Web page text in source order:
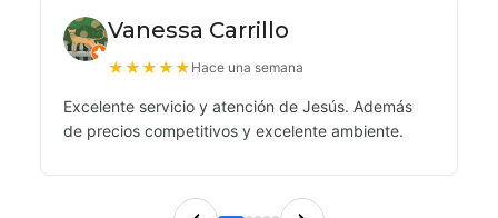
Vanessa Carrillo
★★★★★ Hace una semana
Excelente servicio y atención de Jesús. Además
de precios competitivos y excelente ambiente.